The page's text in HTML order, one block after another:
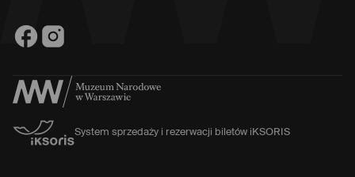
System sprzedaży i rezerwacji biletów iKSORIS